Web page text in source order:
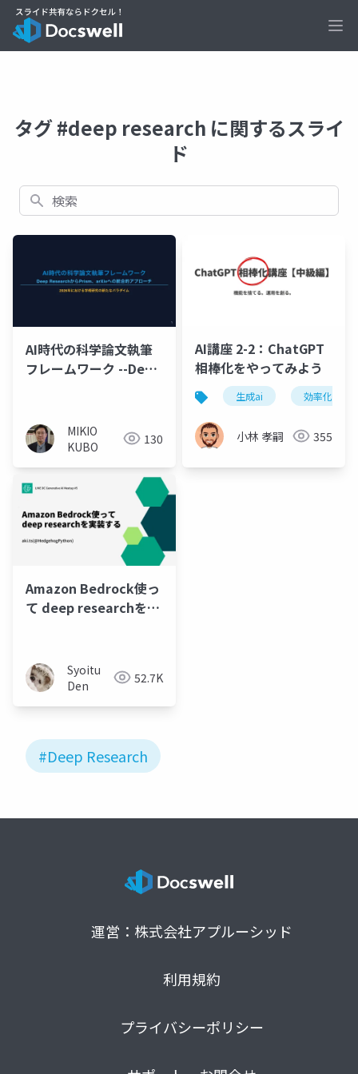
タグ #deep research に関するスライ
ド
検索
AI時代の科学論文執筆
フレームワーク --Deep
ーチ
MIKIO
KUBO
130
AI講座 2-2：ChatGPT
相棒化をやってみよう
生成ai 効率化
小林 孝嗣 355
Amazon Bedrock使っ
て deep researchを実
Syoitu
Den
52.7K
#Deep Research
運営：株式会社アプルーシッド
利用規約
プライバシーポリシー